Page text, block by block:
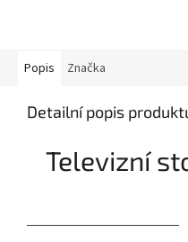
Popis Značka
Detailní popis
Televizní